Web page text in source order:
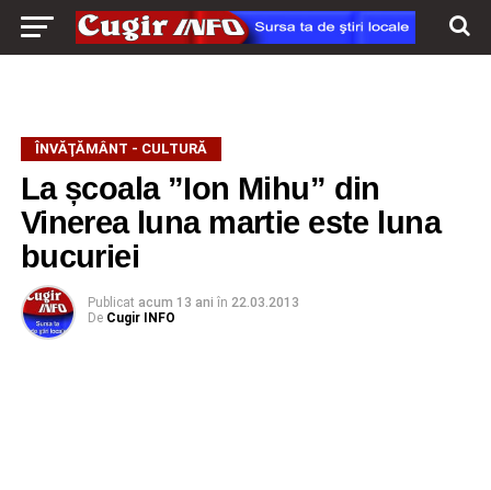
ÎNVĂŢĂMÂNT - CULTURĂ
La școala ”Ion Mihu” din
Vinerea luna martie este luna
bucuriei
Publicat acum 13 ani în 22.03.2013
De Cugir INFO